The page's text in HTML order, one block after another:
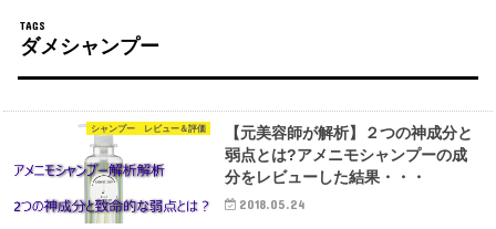
ダメシャンプー
シャンプー レビュー＆評価
【元美容師が解析】２つの神成分と
弱点とは?アメニモシャンプーの成
分をレビューした結果・・・
2018.05.24